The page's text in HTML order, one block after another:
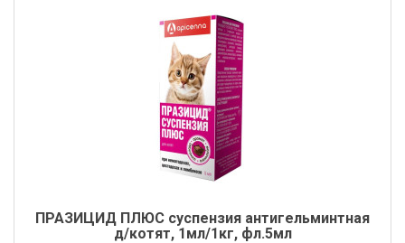
ПРАЗИЦИД ПЛЮС суспензия антигельминтнaя
д/котят, 1мл/1кг, фл.5мл